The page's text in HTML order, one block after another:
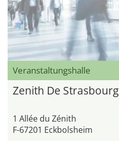
Veranstaltungshalle
Zenith De Strasbourg
1 Allée du Zénith
F-67201 Eckbolsheim